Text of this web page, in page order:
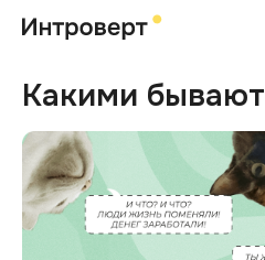
Какими